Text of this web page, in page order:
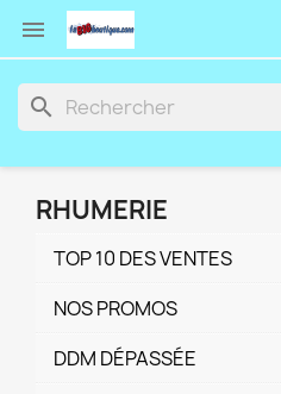

search
RHUMERIE
TOP 10 DES VENTES
NOS PROMOS
DDM DÉPASSÉE